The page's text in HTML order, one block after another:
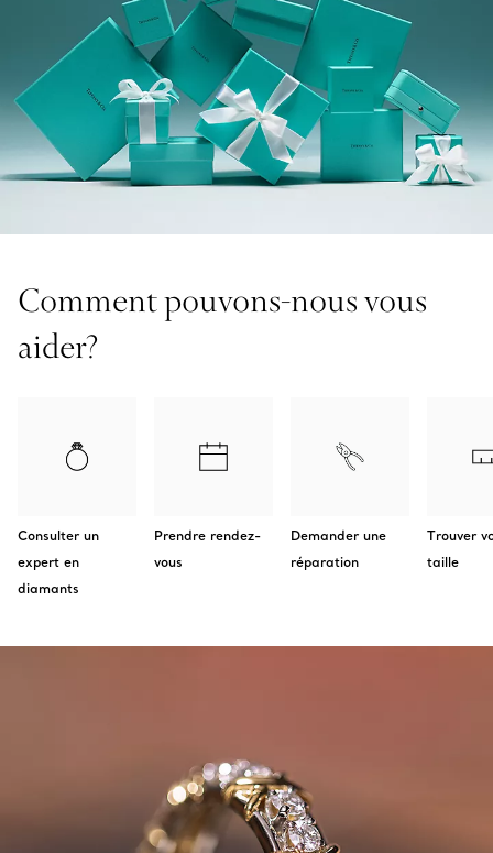
Comment pouvons-nous vous
aider?
Consulter un
expert en
diamants
Prendre rendez-
vous
Demander une
réparation
Trouver
taille